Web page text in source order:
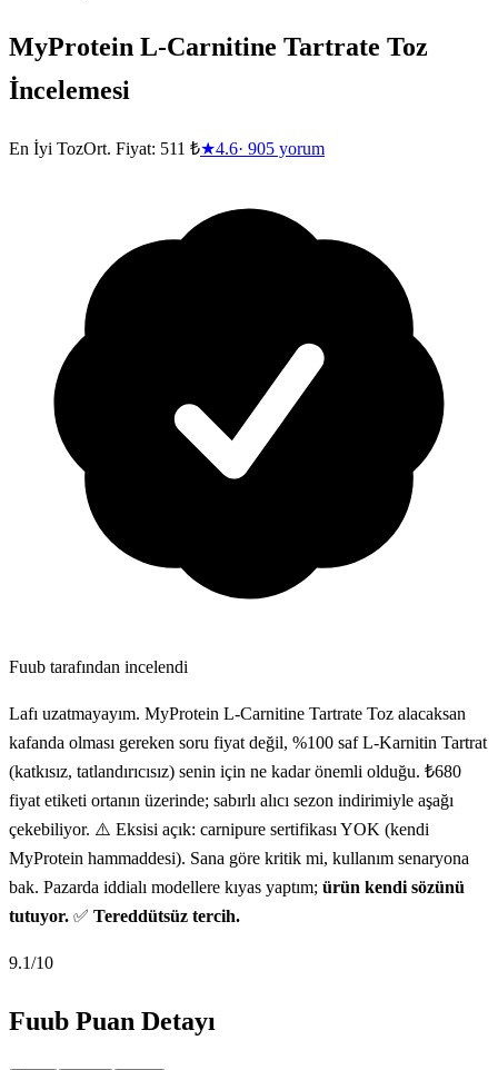
MyProtein L-Carnitine Tartrate Toz
İncelemesi
En İyi TozOrt. Fiyat: 511 ₺★4.6· 905 yorum
Fuub tarafından incelendi
Lafı uzatmayayım. MyProtein L-Carnitine Tartrate Toz alacaksan
kafanda olması gereken soru fiyat değil, %100 saf L-Karnitin Tartrat
(katkısız, tatlandırıcısız) senin için ne kadar önemli olduğu. ₺680
fiyat etiketi ortanın üzerinde; sabırlı alıcı sezon indirimiyle aşağı
çekebiliyor. ⚠️ Eksisi açık: carnipure sertifikası YOK (kendi
MyProtein hammaddesi). Sana göre kritik mi, kullanım senaryona
bak. Pazarda iddialı modellere kıyas yaptım; ürün kendi sözünü
tutuyor. ✅ Tereddütsüz tercih.
9.1/10
Fuub Puan Detayı